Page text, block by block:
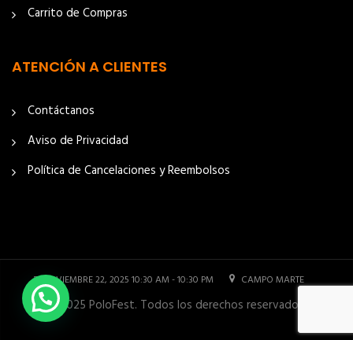
Carrito de Compras
ATENCIÓN A CLIENTES
Contáctanos
Aviso de Privacidad
Política de Cancelaciones y Reembolsos
NOVIEMBRE 22, 2025 10:30 AM - 10:30 PM CAMPO MARTE
© 2025 PoloFest. Todos los derechos reservados.